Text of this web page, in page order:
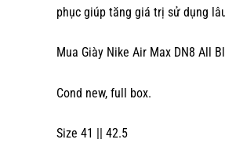
phục giúp tăng giá trị sử dụng
Mua Giày Nike Air Max DN8 All
Cond new, full box.
Size 41 || 42.5